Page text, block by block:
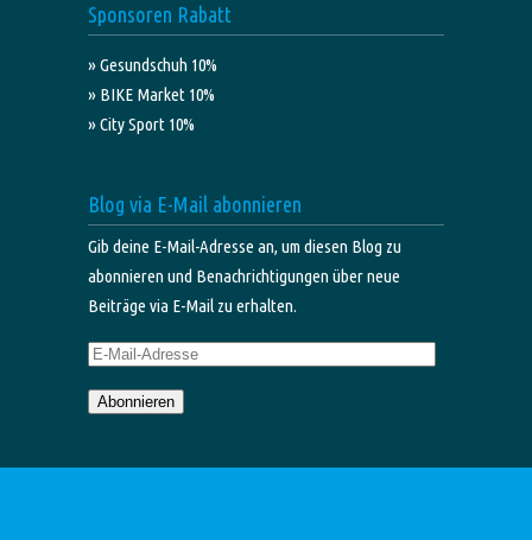
Sponsoren Rabatt
» Gesundschuh 10%
» BIKE Market 10%
» City Sport 10%
Blog via E-Mail abonnieren
Gib deine E-Mail-Adresse an, um diesen Blog zu
abonnieren und Benachrichtigungen über neue
Beiträge via E-Mail zu erhalten.
E-
Adresse
Abonnieren